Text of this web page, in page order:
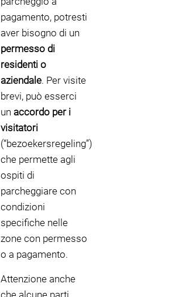
pagamento, potresti
aver bisogno di un
permesso di
residenti o
aziendale. Per visite
brevi, può esserci
un accordo per i
visitatori
(“bezoekersregeling”)
che permette agli
ospiti di
parcheggiare con
condizioni
specifiche nelle
zone con permesso
o a pagamento.
Attenzione anche